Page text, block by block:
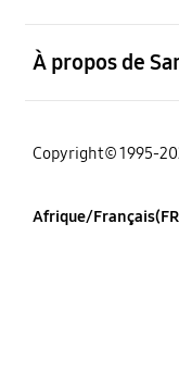
À propos de
Copyright© 1995-
Afrique/